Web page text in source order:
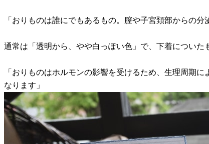
「おりものは誰にでもあるもの。膣や子宮頚部からの
通常は「透明から、やや白っぽい色」で、下着につい
「おりものはホルモンの影響を受けるため、生理周期
なります」